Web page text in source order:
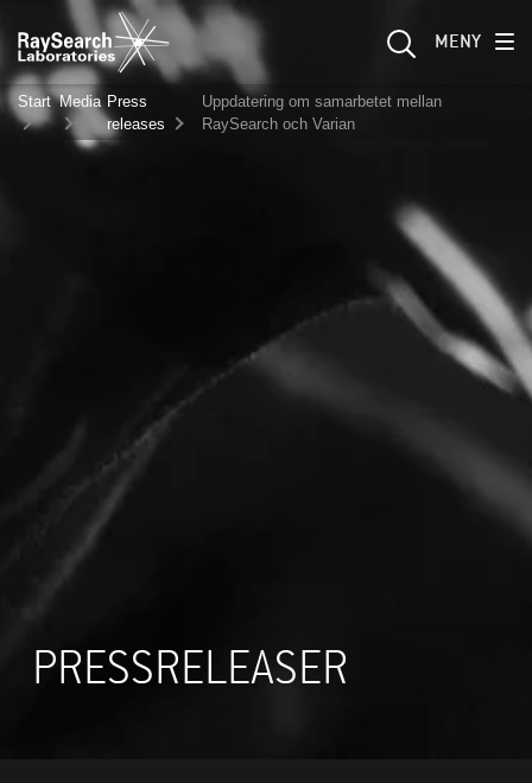
MENY
Start Media Press
releases
Uppdatering om samarbetet mellan
RaySearch och Varian
PRESSRELEASER